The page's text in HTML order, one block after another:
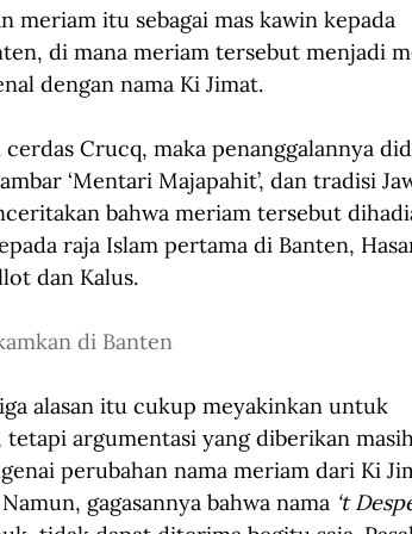
meriam itu sebagai mas kawin kepada
di mana meriam tersebut menjadi
dengan nama Ki Jimat.
Crucq, maka penanggalannya
‘Mentari Majapahit’, dan tradisi
bahwa meriam tersebut
raja Islam pertama di Banten,
dan Kalus.
di Banten
alasan itu cukup meyakinkan untuk
argumentasi yang diberikan masih
perubahan nama meriam dari Ki
gagasannya bahwa nama ‘t